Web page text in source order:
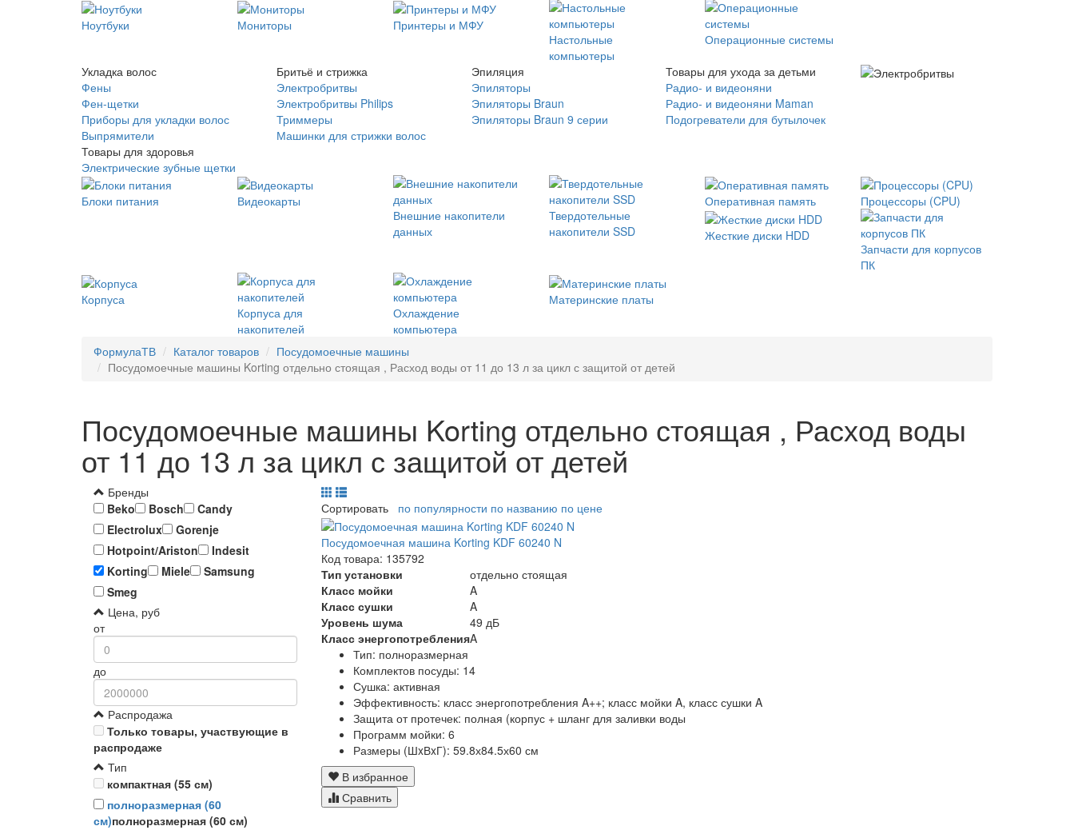
Ноутбуки Мониторы
Принтеры и МФУ
Настольные
компьютеры
Операционные системы
Укладка волос
Фены
Фен-щетки
Приборы для укладки волос
Выпрямители
Товары для здоровья
Электрические зубные щетки
Бритьё и стрижка
Электробритвы
Электробритвы Philips
Триммеры
Машинки для стрижки волос
Эпиляция
Эпиляторы
Эпиляторы Braun
Эпиляторы Braun 9 серии
Товары для ухода за детьми
Радио- и видеоняни
Радио- и видеоняни Maman
Подогреватели для бутылочек
Блоки питания
Видеокарты
Внешние накопители
данных
Твердотельные
накопители SSD
Оперативная память Процессоры (CPU)
Жесткие диски HDD
Запчасти для корпусов
ПК
Корпуса
Корпуса для
накопителей
Охлаждение
компьютера
Материнские платы
ФормулаТВ Каталог товаров
Посудомоечные машины
Посудомоечные машины Korting отдельно стоящая , Расход воды от 11 до 13 л за цикл с защитой от детей
Посудомоечные машины Korting отдельно стоящая , Расход воды
от 11 до 13 л за цикл с защитой от детей
Бренды
Beko
Bosch
Candy
Electrolux
Gorenje
Hotpoint/Ariston
Indesit
Korting
Miele
Samsung
Smeg
Цена, руб
от
до
Распродажа
Только товары, участвующие в
распродаже
Тип
компактная (55 см)
полноразмерная (60
см)полноразмерная (60 см)
Сортировать по популярности по названию по цене
Посудомоечная машина Korting KDF 60240 N
Код товара: 135792
Тип установки
отдельно стоящая
Класс мойки
A
Класс сушки
A
Уровень шума
49 дБ
Класс энергопотребленияA
Тип: полноразмерная
Комплектов посуды: 14
Сушка: активная
Эффективность: класс энергопотребления A++; класс мойки A, класс сушки A
Защита от протечек: полная (корпус + шланг для заливки воды
Программ мойки: 6
Размеры (ШxВxГ): 59.8х84.5х60 см
В избранное
Сравнить